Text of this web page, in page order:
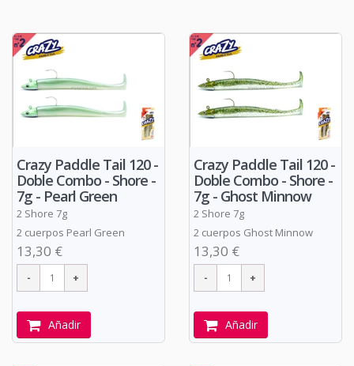
Crazy Paddle Tail 120 -
Doble Combo - Shore -
7g - Pearl Green
2 Shore 7g
2 cuerpos Pearl Green
13,30 €
Añadir
Crazy Paddle Tail 120 -
Doble Combo - Shore -
7g - Ghost Minnow
2 Shore 7g
2 cuerpos Ghost Minnow
13,30 €
Añadir